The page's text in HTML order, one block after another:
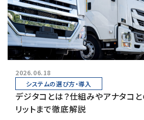
2026.06.18
システムの選び方・導入
デジタコとは？仕組みやアナタコ
リットまで徹底解説